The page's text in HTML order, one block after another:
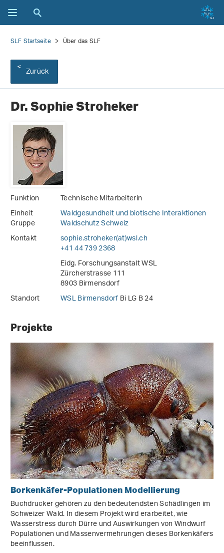
SLF Startseite Über das SLF
Zurück
Dr. Sophie Stroheker
Funktion
Technische Mitarbeiterin
Einheit
Waldgesundheit und biotische Interaktionen
Gruppe
Waldschutz Schweiz
Kontakt
sophie.stroheker(at)wsl.ch
+41 44 739 2368
Eidg. Forschungsanstalt WSL
Zürcherstrasse 111
8903 Birmensdorf
Standort
WSL BirmensdorfBi LG B 24
Projekte
Borkenkäfer-Populationen Modellierung
Buchdrucker gehören zu den bedeutendsten Schädlingen im
Schweizer Wald. In diesem Projekt wird erarbeitet, wie
Wasserstress durch Dürre und Auswirkungen von Windwurf
Populationen und Massenvermehrungen dieses Borkenkäfers
beeinflussen.